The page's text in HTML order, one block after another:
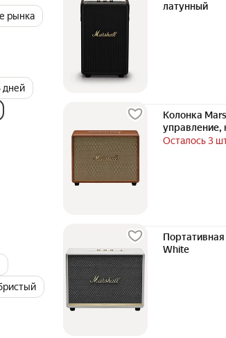
рынка
дней
латунный
Колонка
управление,
Осталось 3
White